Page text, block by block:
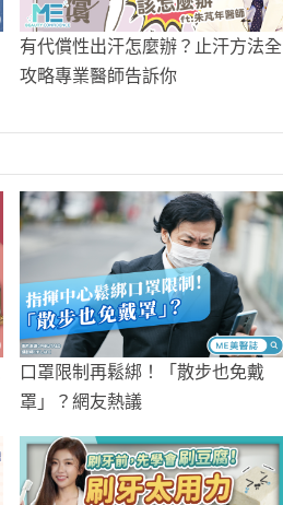
有代償性出汗怎麼辦？止汗方法全
攻略專業醫師告訴你
口罩限制再鬆綁！「散步也免戴
罩」？網友熱議